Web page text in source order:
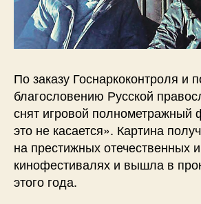
По заказу Госнаркоконтроля и
благословению Русской
снят игровой
это не касается». Картина
на престижных отечественных
кинофестивалях и вышла в
этого года.